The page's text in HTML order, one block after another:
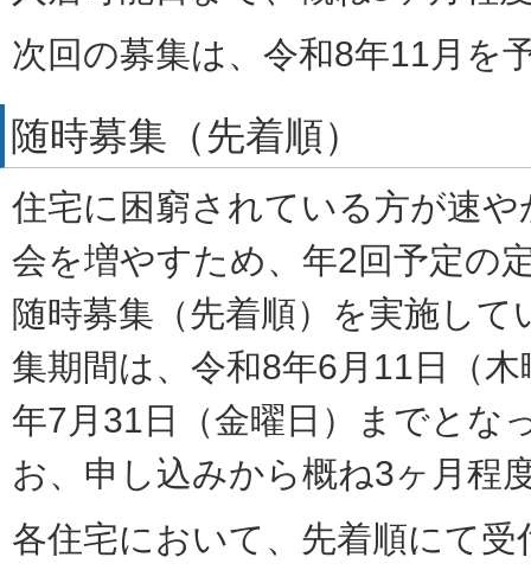
次回の募集は、令和8年11月を
随時募集（先着順）
住宅に困窮されている方が速
会を増やすため、年2回予定の
随時募集（先着順）を実施して
集期間は、令和8年6月11日（
年7月31日（金曜日）までとな
お、申し込みから概ね3ヶ月程
各住宅において、先着順にて